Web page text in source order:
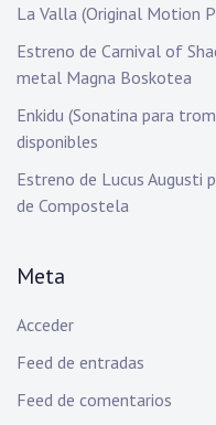
La Valla (Original Motion
Estreno de Carnival of
metal Magna Boskotea
Enkidu (Sonatina para
disponibles
Estreno de Lucus Augusti
de Compostela
Meta
Acceder
Feed de entradas
Feed de comentarios